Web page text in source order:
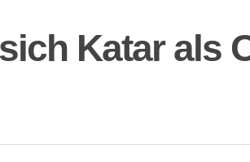
Katar als